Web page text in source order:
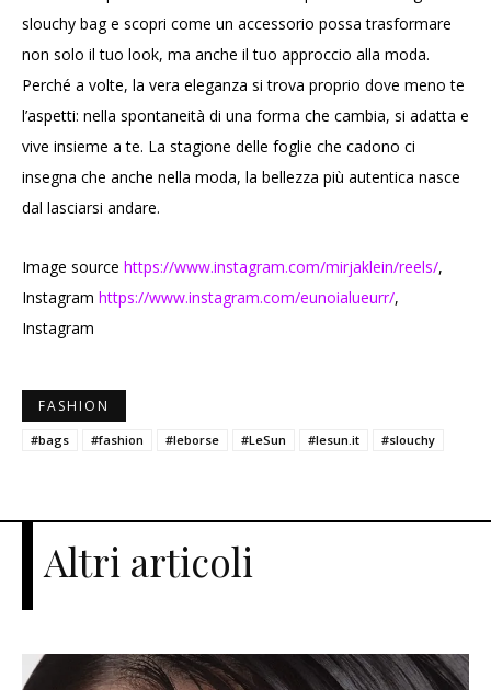
slouchy bag e scopri come un accessorio possa trasformare
non solo il tuo look, ma anche il tuo approccio alla moda.
Perché a volte, la vera eleganza si trova proprio dove meno te
l’aspetti: nella spontaneità di una forma che cambia, si adatta e
vive insieme a te. La stagione delle foglie che cadono ci
insegna che anche nella moda, la bellezza più autentica nasce
dal lasciarsi andare.
Image source https://www.instagram.com/mirjaklein/reels/,
Instagram https://www.instagram.com/eunoialueurr/,
Instagram
FASHION
#bags #fashion #leborse #LeSun #lesun.it #slouchy
Altri articoli